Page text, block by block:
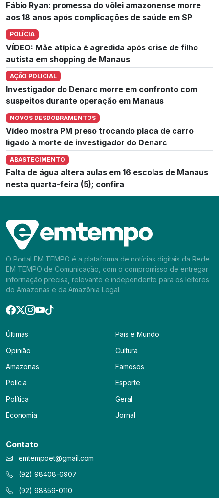
Fábio Ryan: promessa do vôlei amazonense morre
aos 18 anos após complicações de saúde em SP
POLÍCIA
VÍDEO: Mãe atípica é agredida após crise de filho
autista em shopping de Manaus
AÇÃO POLICIAL
Investigador do Denarc morre em confronto com
suspeitos durante operação em Manaus
NOVOS DESDOBRAMENTOS
Vídeo mostra PM preso trocando placa de carro
ligado à morte de investigador do Denarc
ABASTECIMENTO
Falta de água altera aulas em 16 escolas de Manaus
nesta quarta-feira (5); confira
O Portal EM TEMPO é a plataforma de notícias digitais da Rede
EM TEMPO de Comunicação, com o compromisso de entregar
informação precisa, relevante e independente para os leitores
do Amazonas e da Amazônia Legal.
Últimas
Opinião
Amazonas
Polícia
Política
Economia
País e Mundo
Cultura
Famosos
Esporte
Geral
Jornal
Contato
emtempoet@gmail.com
(92) 98408-6907
(92) 98859-0110